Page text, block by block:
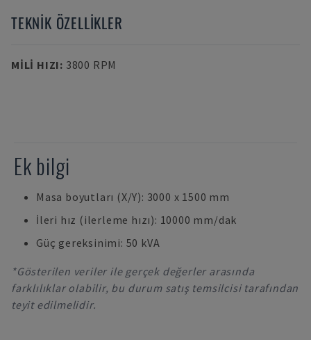
TEKNIK ÖZELLIKLER
MILI HIZI: 3800 RPM
Ek bilgi
Masa boyutları (X/Y): 3000 x 1500 mm
İleri hız (ilerleme hızı): 10000 mm/dak
Güç gereksinimi: 50 kVA
*Gösterilen veriler ile gerçek değerler arasında
farklılıklar olabilir, bu durum satış temsilcisi tarafından
teyit edilmelidir.